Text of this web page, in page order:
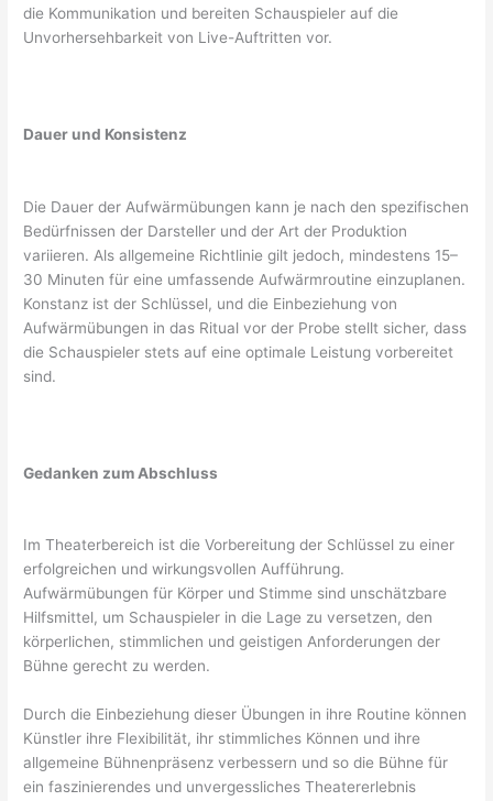
die Kommunikation und bereiten Schauspieler auf die
Unvorhersehbarkeit von Live-Auftritten vor.
Dauer und Konsistenz
Die Dauer der Aufwärmübungen kann je nach den spezifischen
Bedürfnissen der Darsteller und der Art der Produktion
variieren. Als allgemeine Richtlinie gilt jedoch, mindestens 15–
30 Minuten für eine umfassende Aufwärmroutine einzuplanen.
Konstanz ist der Schlüssel, und die Einbeziehung von
Aufwärmübungen in das Ritual vor der Probe stellt sicher, dass
die Schauspieler stets auf eine optimale Leistung vorbereitet
sind.
Gedanken zum Abschluss
Im Theaterbereich ist die Vorbereitung der Schlüssel zu einer
erfolgreichen und wirkungsvollen Aufführung.
Aufwärmübungen für Körper und Stimme sind unschätzbare
Hilfsmittel, um Schauspieler in die Lage zu versetzen, den
körperlichen, stimmlichen und geistigen Anforderungen der
Bühne gerecht zu werden.
Durch die Einbeziehung dieser Übungen in ihre Routine können
Künstler ihre Flexibilität, ihr stimmliches Können und ihre
allgemeine Bühnenpräsenz verbessern und so die Bühne für
ein faszinierendes und unvergessliches Theatererlebnis